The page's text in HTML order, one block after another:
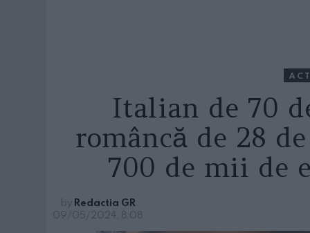
Italian de 70
româncă de 28
700 de mii de
by Redactia GR
09/05/2024, 8:08